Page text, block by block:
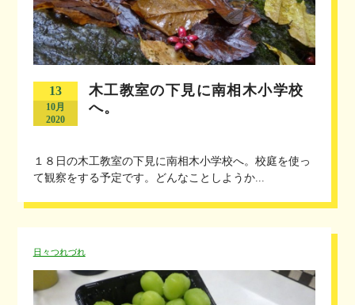
13
10月
2020
木工教室の下見に南相木小学校
へ。
１８日の木工教室の下見に南相木小学校へ。校庭を使っ
て観察をする予定です。どんなことしようか...
日々つれづれ